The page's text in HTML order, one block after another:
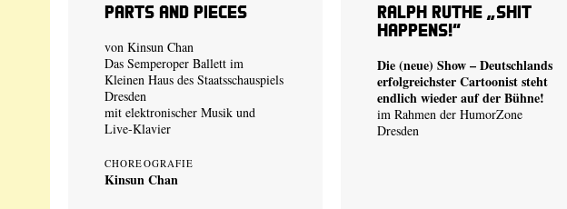
Parts and Pieces
von Kinsun Chan
Das Semperoper Ballett im
Kleinen Haus des Staatsschauspiels
Dresden
mit elektronischer Musik und
Live-Klavier
CHOREOGRAFIE
Kinsun Chan
Ralph Ruthe „Shit
happens!“
Die (neue) Show – Deutschlands
erfolgreichster Cartoonist steht
endlich wieder auf der Bühne!
im Rahmen der HumorZone
Dresden